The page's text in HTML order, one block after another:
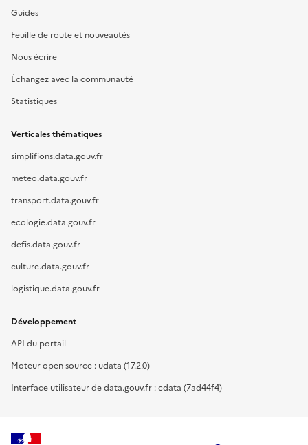
Guides
Feuille de route et nouveautés
Nous écrire
Échangez avec la communauté
Statistiques
Verticales thématiques
simplifions.data.gouv.fr
meteo.data.gouv.fr
transport.data.gouv.fr
ecologie.data.gouv.fr
defis.data.gouv.fr
culture.data.gouv.fr
logistique.data.gouv.fr
Développement
API du portail
Moteur open source : udata (17.2.0)
Interface utilisateur de data.gouv.fr : cdata (7ad44f4)